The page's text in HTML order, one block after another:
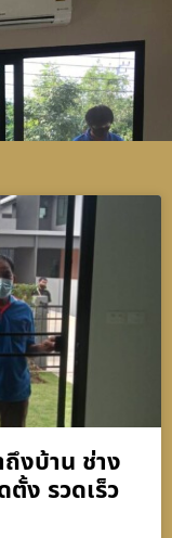
งบ้าน ช่าง
ง รวดเร็ว